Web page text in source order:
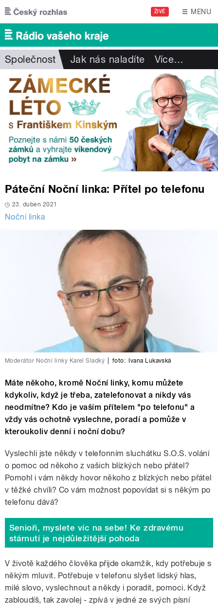
Přejít k hlavnímu obsahu
ŽIVĚ MENU
Společnost Jak nás naladíte Více…
Páteční Noční linka: Přítel po telefonu
23. duben 2021
Noční linka
Moderátor Noční linky Karel Sladký foto: Ivana Lukavská
Máte někoho, kromě Noční linky, komu můžete
kdykoliv, když je třeba, zatelefonovat a nikdy vás
neodmítne? Kdo je vaším přítelem "po telefonu" a
vždy vás ochotně vyslechne, poradí a pomůže v
kteroukoliv denní i noční dobu?
Vyslechli jste někdy v telefonním sluchátku S.O.S. volání
o pomoc od někoho z vašich blízkých nebo přátel?
Pomohl i vám někdy hovor někoho z blízkých nebo přátel
v těžké chvíli? Co vám možnost popovídat si s někým po
telefonu dává?
Senioři, myslete víc na sebe! Ke zdravému
stárnutí je nejdůležitější pohoda
V životě každého člověka přijde okamžik, kdy potřebuje s
někým mluvit. Potřebuje v telefonu slyšet lidský hlas,
milé slovo, vyslechnout a někdy i poradit, pomoci. Když
zabloudíš, tak zavolej - zpívá v jedné ze svých písní